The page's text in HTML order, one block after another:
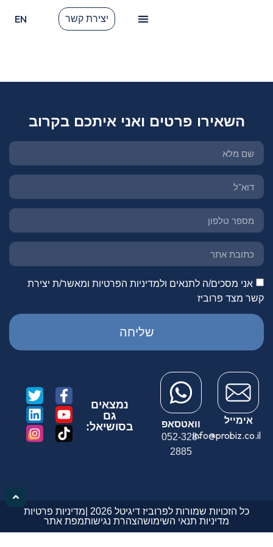
יצירת קשר EN
השאירו פרטים ואני איתכם בקרוב
אני מסכים/ה לתנאים ולמדיניות הפרטיות ומאשר/ת יצירת
קשר מצד פרוביז
שליחה
אימייל
info@probiz.co.il
וואטסאפ
052-328-
2885
נמצאים
גם
בסושיאל:
כל הזכויות שמורות לפרוביז דיגיטל 2026 |
מדיניות פרטיות
מדיניות תנאי השימושהצהרת נגישותמפת אתר